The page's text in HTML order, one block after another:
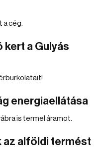
a cég.
kert a Gulyás
energiaellátása
is termel áramot.
az alföldi termést